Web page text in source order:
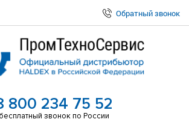
Обратный звонок
800 234 75 52
бесплатный звонок по России